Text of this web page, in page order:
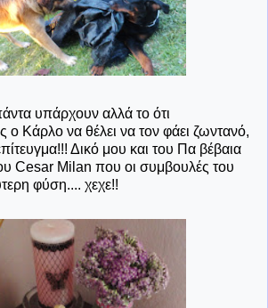
υπάρχουν αλλά το ότι
Κάρλο να θέλει να τον φάει ζωντανό,
Δικό μου και του Πα βέβαια
Cesar Milan που οι συμβουλές του
φύση.... χεχε!!